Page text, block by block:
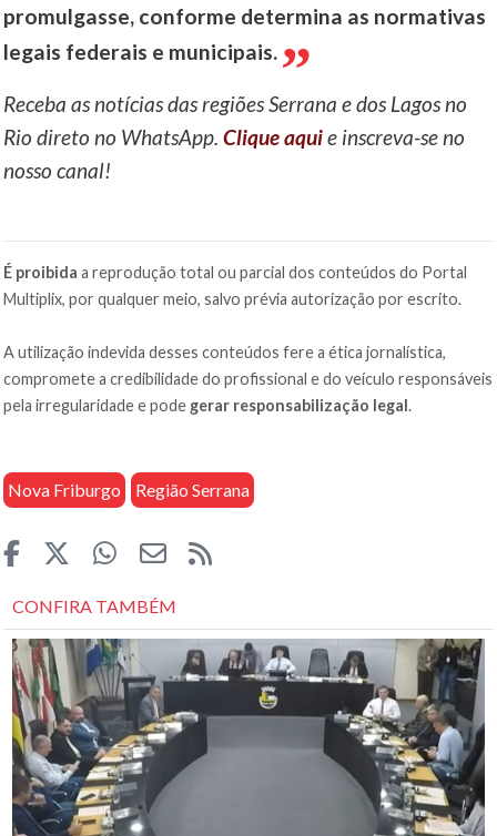
promulgasse, conforme determina as normativas
legais federais e municipais.
Receba as notícias das regiões Serrana e dos Lagos no
Rio direto no WhatsApp.Clique aquie inscreva-se no
nosso canal!
É proibida a reprodução total ou parcial dos conteúdos do Portal
Multiplix, por qualquer meio, salvo prévia autorização por escrito.
A utilização indevida desses conteúdos fere a ética jornalística,
compromete a credibilidade do profissional e do veículo responsáveis
pela irregularidade e pode gerar responsabilização legal.
Nova Friburgo Região Serrana
CONFIRA TAMBÉM